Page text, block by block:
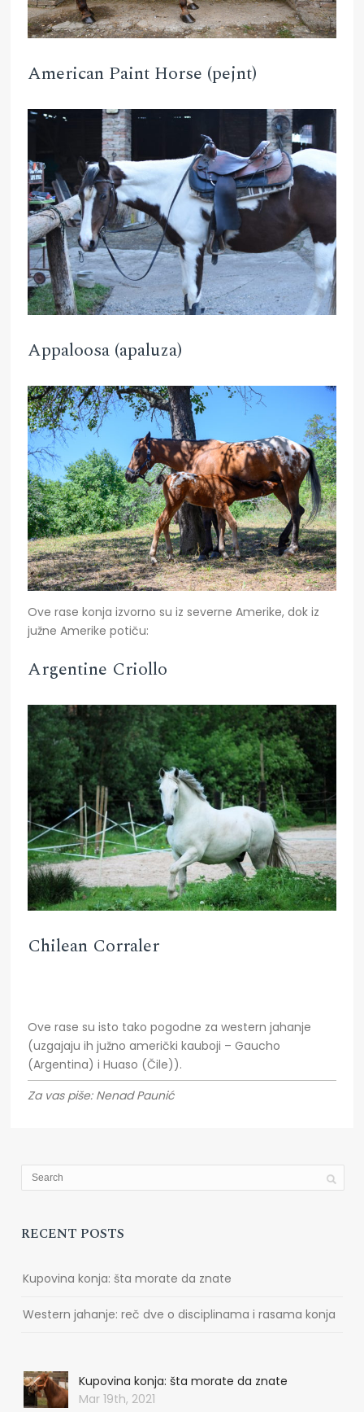
American Paint Horse (pejnt)
Appaloosa (apaluza)
Ove rase konja izvorno su iz severne Amerike, dok iz
južne Amerike potiču:
Argentine Criollo
Chilean Corraler
Ove rase su isto tako pogodne za western jahanje
(uzgajaju ih južno američki kauboji – Gaucho
(Argentina) i Huaso (Čile)).
Za vas piše: Nenad Paunić
RECENT POSTS
Kupovina konja: šta morate da znate
Western jahanje: reč dve o disciplinama i rasama konja
Kupovina konja: šta morate da znate
Mar 19th, 2021